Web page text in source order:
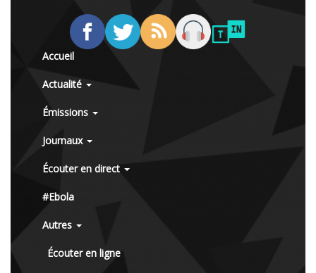
Accueil
Actualité
Émissions
Journaux
Écouter en direct
#Ebola
Autres
Écouter en ligne